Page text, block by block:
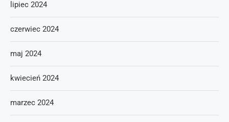
lipiec 2024
czerwiec 2024
maj 2024
kwiecień 2024
marzec 2024